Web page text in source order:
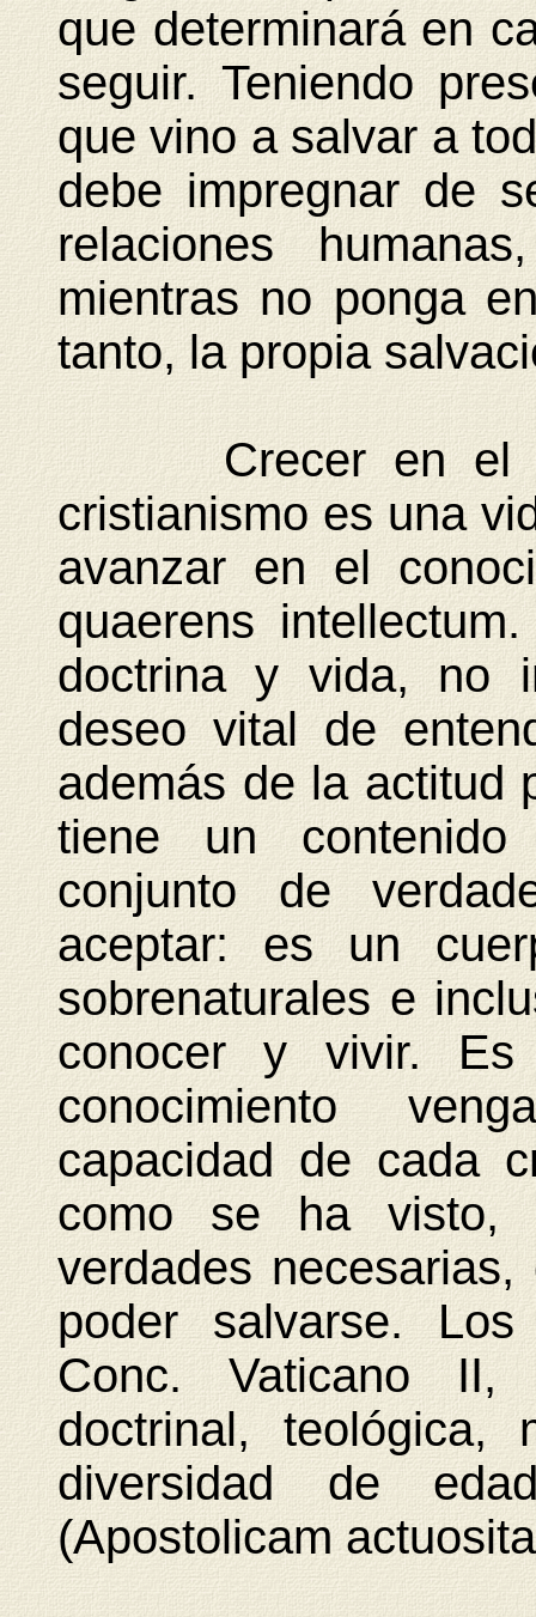
que determinará en
seguir. Teniendo
que vino a salvar a
debe impregnar de
relaciones
mientras no ponga
tanto, la propia
Crecer en el
cristianismo es una
avanzar en el
quaerens
doctrina y vida, no
deseo vital de
además de la actitud
tiene un
conjunto de
aceptar: es un
sobrenaturales e
conocer y vivir.
conocimiento
capacidad de cada
como se ha visto,
verdades
poder salvarse.
Conc. Vaticano II,
doctrinal, teológica,
diversidad de
(Apostolicam